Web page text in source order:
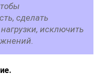
сделать
исключить